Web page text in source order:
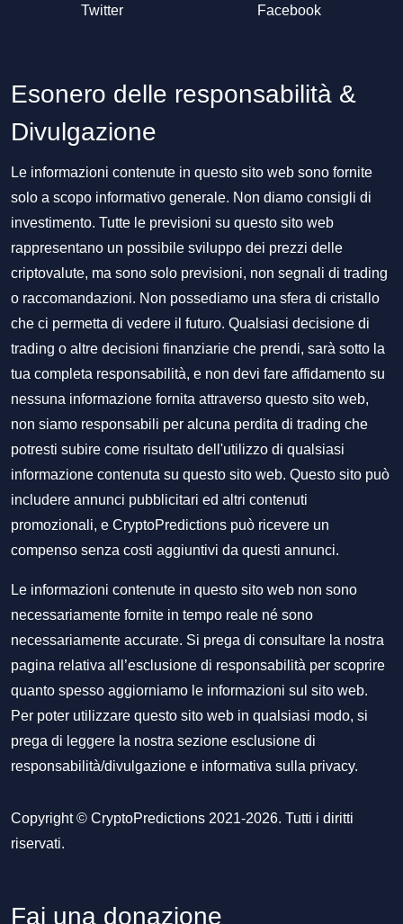
Twitter Facebook
Esonero delle responsabilità &
Divulgazione
Le informazioni contenute in questo sito web sono fornite
solo a scopo informativo generale. Non diamo consigli di
investimento. Tutte le previsioni su questo sito web
rappresentano un possibile sviluppo dei prezzi delle
criptovalute, ma sono solo previsioni, non segnali di trading
o raccomandazioni. Non possediamo una sfera di cristallo
che ci permetta di vedere il futuro. Qualsiasi decisione di
trading o altre decisioni finanziarie che prendi, sarà sotto la
tua completa responsabilità, e non devi fare affidamento su
nessuna informazione fornita attraverso questo sito web,
non siamo responsabili per alcuna perdita di trading che
potresti subire come risultato dell'utilizzo di qualsiasi
informazione contenuta su questo sito web. Questo sito può
includere annunci pubblicitari ed altri contenuti
promozionali, e CryptoPredictions può ricevere un
compenso senza costi aggiuntivi da questi annunci.
Le informazioni contenute in questo sito web non sono
necessariamente fornite in tempo reale né sono
necessariamente accurate. Si prega di consultare la nostra
pagina relativa all’esclusione di responsabilità per scoprire
quanto spesso aggiorniamo le informazioni sul sito web.
Per poter utilizzare questo sito web in qualsiasi modo, si
prega di leggere la nostra sezione esclusione di
responsabilità/divulgazione e informativa sulla privacy.
Copyright © CryptoPredictions 2021-2026. Tutti i diritti
riservati.
Fai una donazione